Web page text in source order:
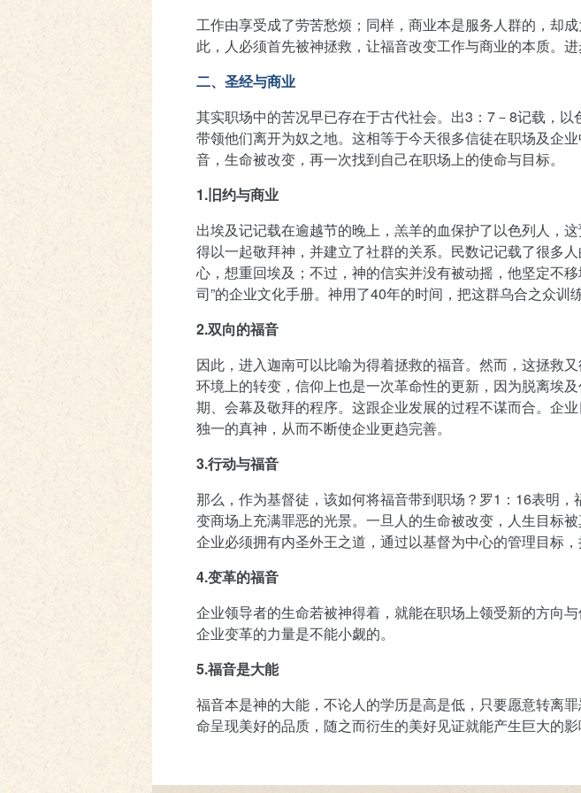
工作由享受成了劳苦愁烦；同样，商业本是服务人群的，却
此，人必须首先被神拯救，让福音改变工作与商业的本质。进
二、圣经与商业
其实职场中的苦况早已存在于古代社会。出3 ： 7－8记载，以
带领他们离开为奴之地。这相等于今天很多信徒在职场及企
音，生命被改变，再一次找到自己在职场上的使命与目标。
1.旧约与商业
出埃及记记载在逾越节的晚上，羔羊的血保护了以色列人，
得以一起敬拜神，并建立了社群的关系。民数记记载了很多
心，想重回埃及；不过，神的信实并没有被动摇，他坚定不
司”的企业文化手册。神用了40年的时间，把这群乌合之众训
2.双向的福音
因此，进入迦南可以比喻为得着拯救的福音。然而，这拯救
环境上的转变，信仰上也是一次革命性的更新，因为脱离埃
期、会幕及敬拜的程序。这跟企业发展的过程不谋而合。企
独一的真神，从而不断使企业更趋完善。
3.行动与福音
那么，作为基督徒，该如何将福音带到职场？罗1 ： 16表明，
变商场上充满罪恶的光景。一旦人的生命被改变，人生目标
企业必须拥有内圣外王之道，通过以基督为中心的管理目标，
4.变革的福音
企业领导者的生命若被神得着，就能在职场上领受新的方向
企业变革的力量是不能小觑的。
5.福音是大能
福音本是神的大能，不论人的学历是高是低，只要愿意转离
命呈现美好的品质，随之而衍生的美好见证就能产生巨大的影